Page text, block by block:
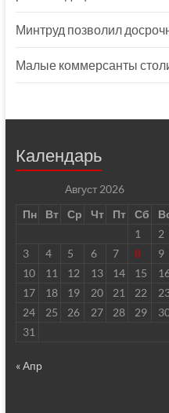
Минтруд позволил
Малые коммерсанты
Календарь
Август 2026
Пн
Вт Ср Чт Пт Сб
1
2
3
4 5 6 7 8
9
10
11 12 13 14 15
17
18 19 20 21 22
24
25 26 27 28 29
31
« Апр